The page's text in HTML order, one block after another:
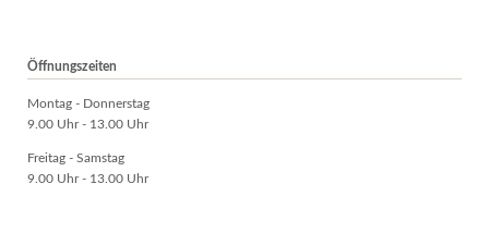
Öffnungszeiten
Montag - Donnerstag
9.00 Uhr - 13.00 Uhr
Freitag - Samstag
9.00 Uhr - 13.00 Uhr